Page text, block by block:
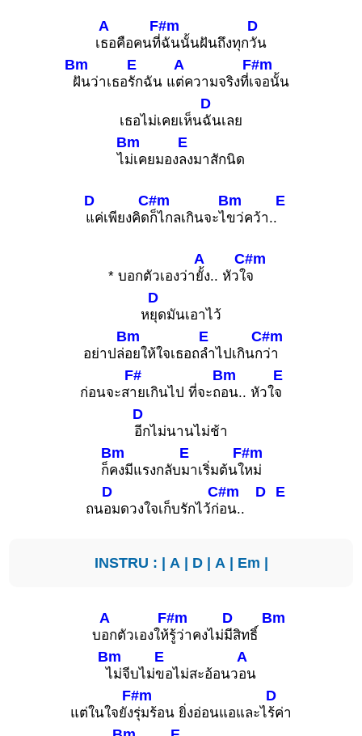
เ
A
ธอคือคนที่
F#m
ฉันนั้นฝันถึงทุก
D
วัน
Bm
ฝันว่าเธอ
E
รักฉัน แ
A
ต่ความจริงที่เ
F#m
จอนั้น
เธอไม่เคยเห็น
D
ฉันเลย
ไ
Bm
ม่เคยมอง
E
ลงมาสักนิด
D
แค่เพียงคิด
C#m
ก็ไกลเกินจะไ
Bm
ขว่คว้า..
E
* บอกตัวเองว่า
A
ยั้ง.. หัวใ
C#m
จ
ห
D
ยุดมันเอาไว้
อย่าปล่
Bm
อยให้ใจเธอถ
E
ลำไปเกินก
C#m
ว่า
ก่อนจะส
F#
ายเกินไป ที่จะถ
Bm
อน.. หัวใ
E
จ
D
อีกไม่นานไม่ช้า
ก็
Bm
คงมีแรงกลับ
E
มาเริ่มต้นใ
F#m
หม่
ถน
D
อมดวงใจเก็บรักไว้ก่
C#m
อน..
D E
INSTRU : | A| D| A| Em |
บ
A
อกตัวเองให้
F#m
รู้ว่าคงไม่
D
มีสิทธิ์
Bm
Bm
ไม่จีบไม่
E
ขอไม่สะอ้อนว
A
อน
แต่ในใจยัง
F#m
รุ่มร้อน ยิ่งอ่อนแอและไ
D
ร้ค่า